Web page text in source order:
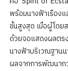
พร้อมนางฟ้าเรือง
ขั้นสูงสุด เมื่อผู้โดย
ด้วยจอแสดงผลตร
นางฟ้าบริเวณฐาน
ผลจากการพัฒนาก